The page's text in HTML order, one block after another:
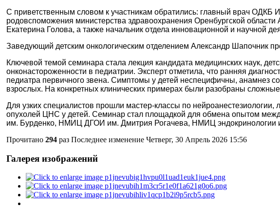
С приветственным словом к участникам обратились: главный врач
родовспоможения министерства здравоохранения Оренбургской
Екатерина Голова, а также начальник отдела инновационной и научной
Заведующий детским онкологическим отделением Александр Шапочник
Ключевой темой семинара стала лекция кандидата медицинских наук,
онконастороженности в педиатрии. Эксперт отметила, что ранняя
педиатра первичного звена. Симптомы у детей неспецифичны, анамнез
взрослых. На конкретных клинических примерах были разобраны сложные
Для узких специалистов прошли мастер-классы по
опухолей ЦНС у детей. Семинар стал площадкой для обмена опытом
им. Бурденко, НМИЦ ДГОИ им. Дмитрия Рогачева, НМИЦ эндокринологии
Прочитано 294 раз Последнее изменение Четверг, 30 Апрель 2026 15:56
Галерея изображений